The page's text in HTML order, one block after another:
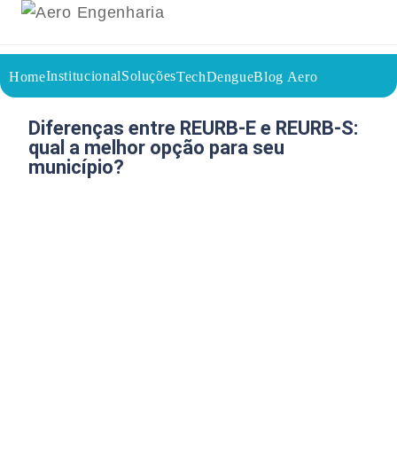
HomeInstitucionalSoluçõesTechDengueBlog Aero
18/05/2026
Voltar a página inicial do blog
Diferenças entre REURB-E e REURB-S:
qual a melhor opção para seu
município?